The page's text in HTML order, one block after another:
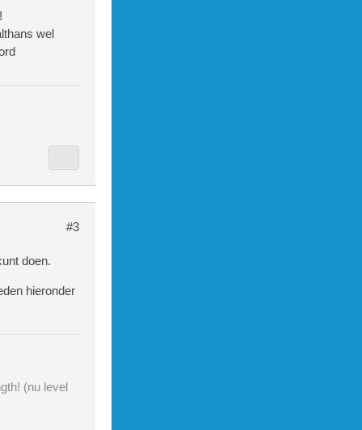
wel
#3
doen.
hieronder
(nu level